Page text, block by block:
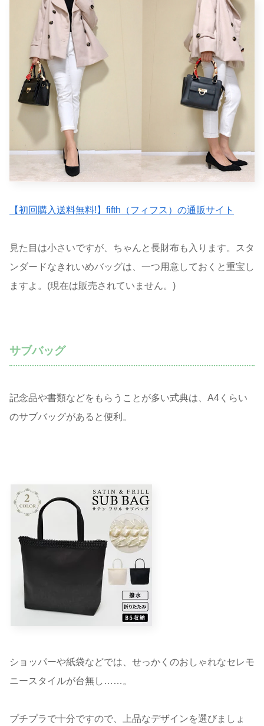
【初回購入送料無料!】fifth（フィフス）の通販サイト
見た目は小さいですが、ちゃんと長財布も入ります。スタ
ンダードなきれいめバッグは、一つ用意しておくと重宝し
ますよ。(現在は販売されていません。)
サブバッグ
記念品や書類などをもらうことが多い式典は、A4くらい
のサブバッグがあると便利。
ショッパーや紙袋などでは、せっかくのおしゃれなセレモ
ニースタイルが台無し……。
プチプラで十分ですので、上品なデザインを選びましょ